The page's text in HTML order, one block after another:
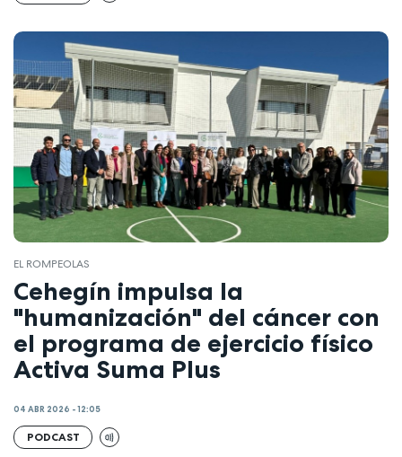
EL ROMPEOLAS
Cehegín impulsa la
"humanización" del cáncer con
el programa de ejercicio físico
Activa Suma Plus
04 ABR 2026 - 12:05
PODCAST